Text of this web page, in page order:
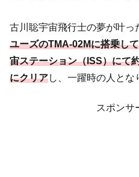
古川聡宇宙飛行士の夢が叶っ
ユーズのTMA-02Mに搭乗し
宙ステーション（ISS）にて
にクリアし、一躍時の人とな
スポンサ